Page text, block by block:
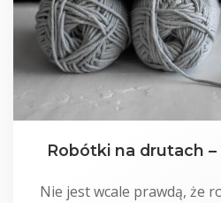
Robótki na drutach
Nie jest wcale prawdą, że